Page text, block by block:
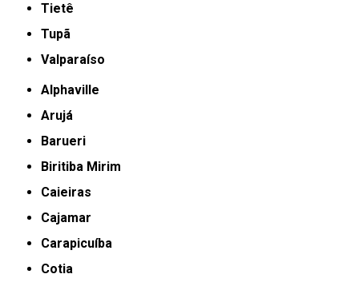
Tietê
Tupã
Valparaíso
Alphaville
Arujá
Barueri
Biritiba Mirim
Caieiras
Cajamar
Carapicuíba
Cotia